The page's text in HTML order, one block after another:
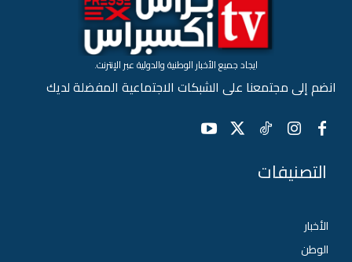
التصنيفات
الأخبار
الوطن
ايجاد جميع الأخبار الوطنية والدولية عبر الإنترنت.
انضم إلى مجتمعنا على الشبكات الاجتماعية المفضلة لديك